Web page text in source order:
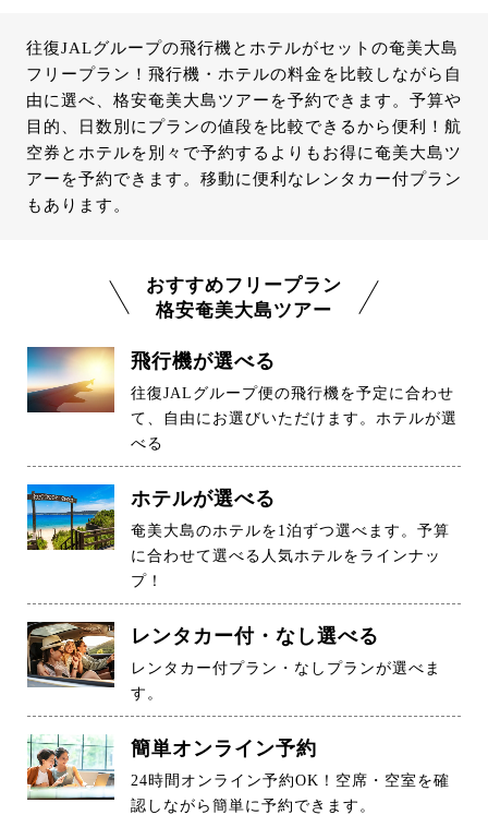
往復JALグループの飛行機とホテルがセットの奄美大島
フリープラン！飛行機・ホテルの料金を比較しながら自
由に選べ、格安奄美大島ツアーを予約できます。予算や
目的、日数別にプランの値段を比較できるから便利！航
空券とホテルを別々で予約するよりもお得に奄美大島ツ
アーを予約できます。移動に便利なレンタカー付プラン
もあります。
おすすめフリープラン
格安奄美大島ツアー
飛行機が選べる
往復JALグループ便の飛行機を予定に合わせ
て、自由にお選びいただけます。ホテルが選
べる
ホテルが選べる
奄美大島のホテルを1泊ずつ選べます。予算
に合わせて選べる人気ホテルをラインナッ
プ！
レンタカー付・なし選べる
レンタカー付プラン・なしプランが選べま
す。
簡単オンライン予約
24時間オンライン予約OK！空席・空室を確
認しながら簡単に予約できます。